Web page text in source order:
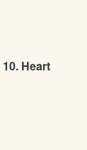
10. Heart